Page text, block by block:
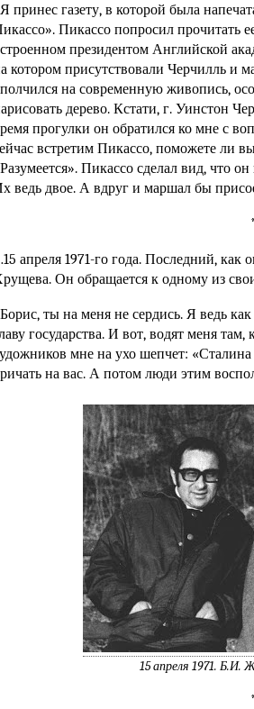
принес газету, в которой была
Пикассо попросил прочитать
президентом Английской
котором присутствовали Черчилль и
на современную живопись,
дерево. Кстати, г. Уинстон
прогулки он обратился ко мне с
встретим Пикассо, поможете ли
Пикассо сделал вид, что
ведь двое. А вдруг и маршал бы
апреля 1971-го года. Последний,
Он обращается к одному из
ты на меня не сердись. Я ведь
государства. И вот, водят меня
мне на ухо шепчет: «Сталина
на вас. А потом люди этим
15 апреля 1971. Б.И.